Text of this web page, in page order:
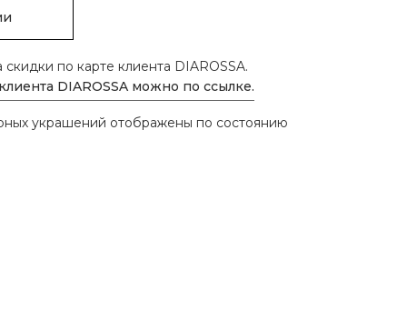
скидки по карте клиента DIAROSSA.
DIAROSSA можно по ссылке.
украшений отображены по состоянию